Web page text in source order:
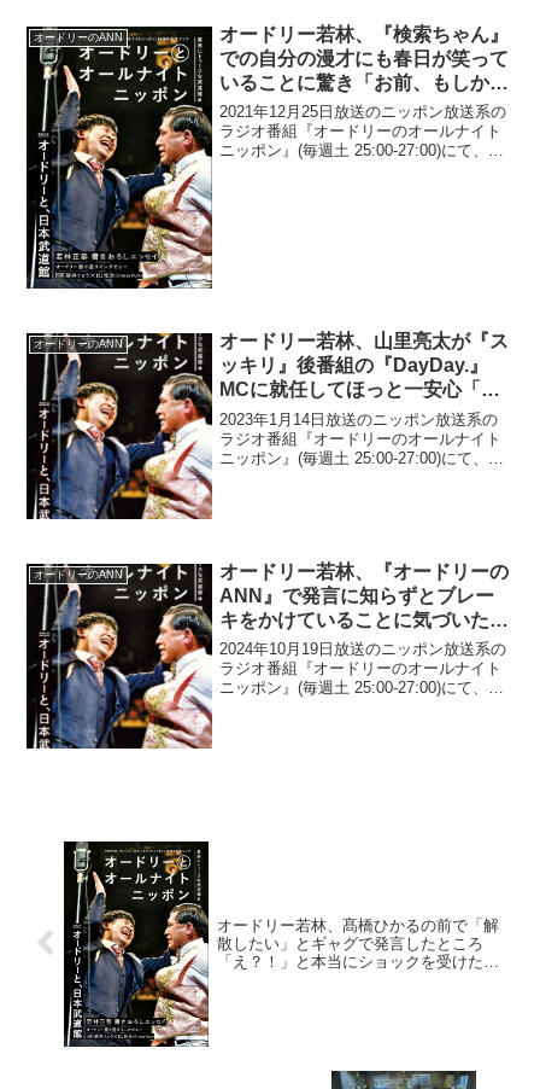
オードリーのANN
オードリー若林、『検索ちゃん』
での自分の漫才にも春日が笑って
いることに驚き「お前、もしかし
て笑ってんじゃないだろうな」
2021年12月25日放送のニッポン放送系の
ラジオ番組『オードリーのオールナイト
ニッポン』(毎週土 25:00-27:00)にて、お
オードリーのANN
オードリー若林、山里亮太が『ス
ッキリ』後番組の『DayDay.』
MCに就任してほっと一安心「な
らなかったら、俺は怖かった…」
2023年1月14日放送のニッポン放送系の
ラジオ番組『オードリーのオールナイト
ニッポン』(毎週土 25:00-27:00)にて、お
オードリーのANN
オードリー若林、『オードリーの
ANN』で発言に知らずとブレー
キをかけていることに気づいた瞬
間
2024年10月19日放送のニッポン放送系の
ラジオ番組『オードリーのオールナイト
ニッポン』(毎週土 25:00-27:00)にて、お
オードリー若林、髙橋ひかるの前で「解
散したい」とギャグで発言したところ
「え？！」と本当にショックを受けた表